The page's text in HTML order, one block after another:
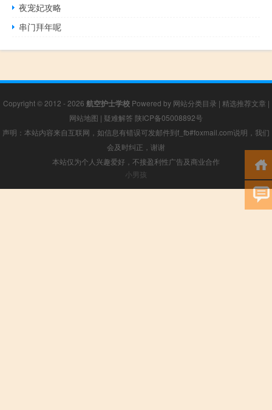
夜宠妃攻略
串门拜年呢
Copyright © 2012 - 2026 航空护士学校Powered by 网站分类目录 | 精选推荐文章 |
网站地图 | 疑难解答 陕ICP备05008892号
声明：本站内容来自互联网，如信息有错误可发邮件到f_fb#foxmail.com说明，我们
会及时纠正，谢谢
本站仅为个人兴趣爱好，不接盈利性广告及商业合作
小男孩